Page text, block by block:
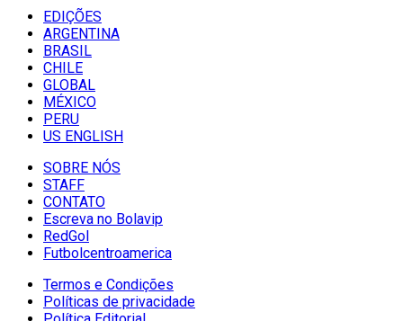
EDIÇÕES
ARGENTINA
BRASIL
CHILE
GLOBAL
MÉXICO
PERU
US ENGLISH
SOBRE NÓS
STAFF
CONTATO
Escreva no Bolavip
RedGol
Futbolcentroamerica
Termos e Condições
Políticas de privacidade